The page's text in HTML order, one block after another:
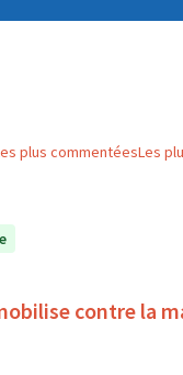
plus commentéesLes
contre la